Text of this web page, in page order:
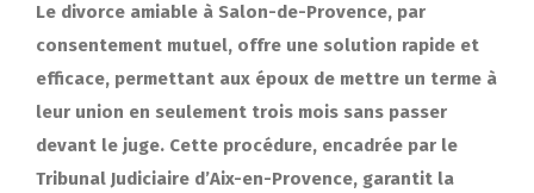
Le divorce amiable à Salon-de-Provence, par
consentement mutuel, offre une solution rapide et
efficace, permettant aux époux de mettre un terme à
leur union en seulement trois mois sans passer
devant le juge. Cette procédure, encadrée par le
Tribunal Judiciaire d’Aix-en-Provence, garantit la